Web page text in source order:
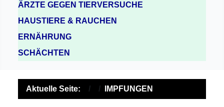
ÄRZTE GEGEN TIERVERSUCHE
HAUSTIERE & RAUCHEN
ERNÄHRUNG
SCHÄCHTEN
Aktuelle Seite: IMPFUNGEN